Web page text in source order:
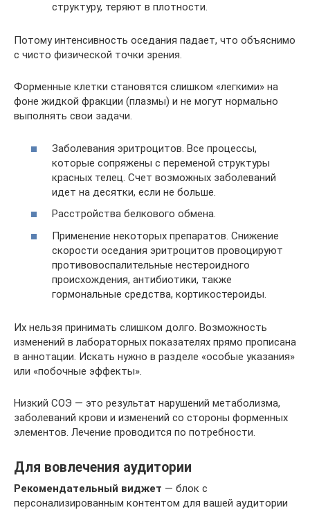
структуру, теряют в плотности.
Потому интенсивность оседания падает, что объяснимо
с чисто физической точки зрения.
Форменные клетки становятся слишком «легкими» на
фоне жидкой фракции (плазмы) и не могут нормально
выполнять свои задачи.
Заболевания эритроцитов. Все процессы,
которые сопряжены с переменой структуры
красных телец. Счет возможных заболеваний
идет на десятки, если не больше.
Расстройства белкового обмена.
Применение некоторых препаратов. Снижение
скорости оседания эритроцитов провоцируют
противовоспалительные нестероидного
происхождения, антибиотики, также
гормональные средства, кортикостероиды.
Их нельзя принимать слишком долго. Возможность
изменений в лабораторных показателях прямо прописана
в аннотации. Искать нужно в разделе «особые указания»
или «побочные эффекты».
Низкий СОЭ — это результат нарушений метаболизма,
заболеваний крови и изменений со стороны форменных
элементов. Лечение проводится по потребности.
Для вовлечения аудитории
Рекомендательный виджет — блок с
персонализированным контентом для вашей аудитории